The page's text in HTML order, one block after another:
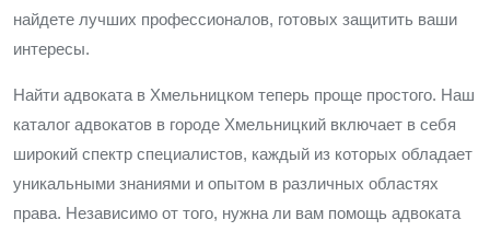
найдете лучших профессионалов, готовых защитить ваши
интересы.
Найти адвоката в Хмельницком теперь проще простого. Наш
каталог адвокатов в городе Хмельницкий включает в себя
широкий спектр специалистов, каждый из которых обладает
уникальными знаниями и опытом в различных областях
права. Независимо от того, нужна ли вам помощь адвоката